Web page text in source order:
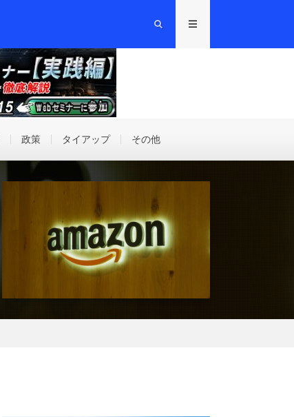
政策 タイアップ その他